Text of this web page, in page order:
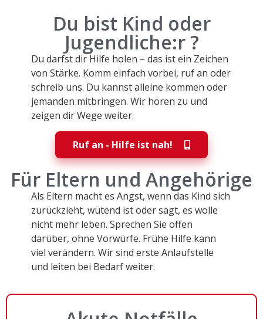
Du bist Kind oder
Jugendliche:r ?
Du darfst dir Hilfe holen – das ist ein Zeichen
von Stärke. Komm einfach vorbei, ruf an oder
schreib uns. Du kannst alleine kommen oder
jemanden mitbringen. Wir hören zu und
zeigen dir Wege weiter.
Ruf an - Hilfe ist nah!
Für Eltern und Angehörige
Als Eltern macht es Angst, wenn das Kind sich
zurückzieht, wütend ist oder sagt, es wolle
nicht mehr leben. Sprechen Sie offen
darüber, ohne Vorwürfe. Frühe Hilfe kann
viel verändern. Wir sind erste Anlaufstelle
und leiten bei Bedarf weiter.